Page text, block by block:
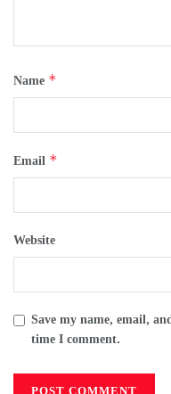
Name *
Email *
Website
Save my name, email,
time I comment.